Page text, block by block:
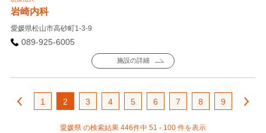
岩崎内科
愛媛県松山市高砂町1-3-9
089-925-6005
施設の詳細
1 2 3 4 5 6 7 8 9
愛媛県 の検索結果 446件中 51 - 100 件を表示